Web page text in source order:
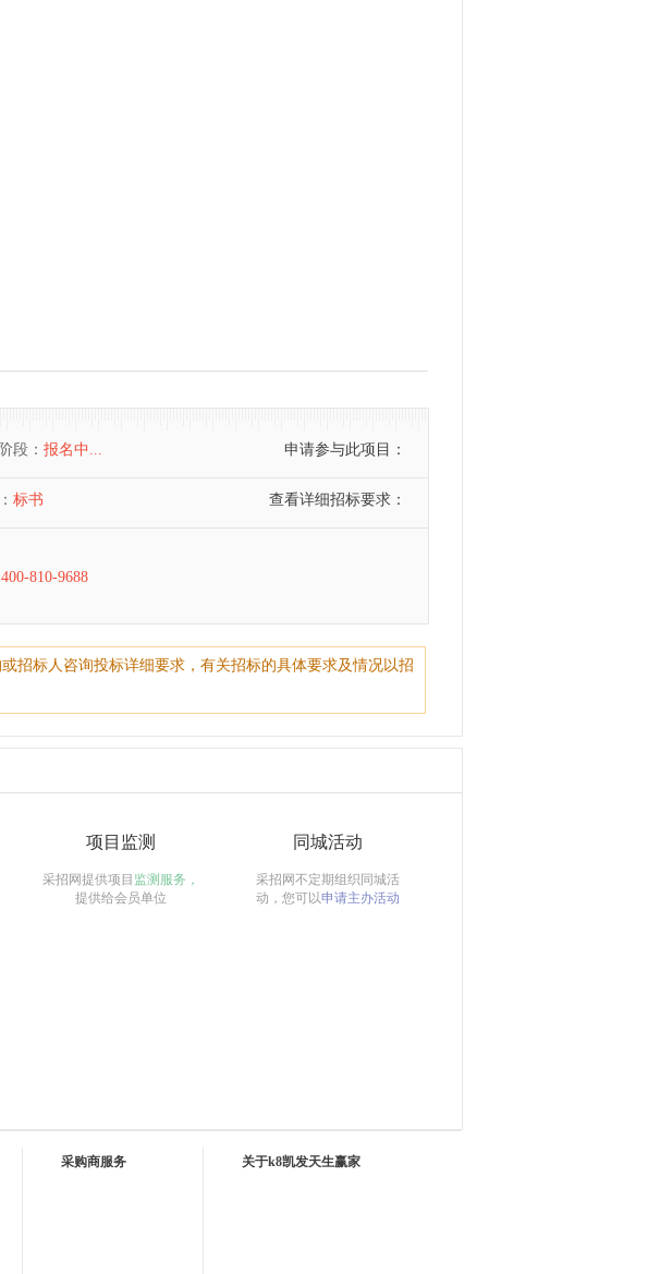
段： 报名中... 申请参与此项目：
标书 查看详细招标要求：
400-810-9688
招标人咨询投标详细要求，有关招标的具体要求及情况以招
项目监测
采招网提供项目 监测服务，
提供给会员单位
同城活动
采招网不定期组织同城活
动，您可以申请主办活动
采购商服务 关于k8凯发天生赢家